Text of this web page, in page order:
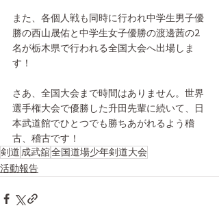
また、各個人戦も同時に行われ中学生男子優
勝の西山晟佑と中学生女子優勝の渡邊茜の2
名が栃木県で行われる全国大会へ出場しま
す！
さあ、全国大会まで時間はありません。世界
選手権大会で優勝した升田先輩に続いて、日
本武道館でひとつでも勝ちあがれるよう稽
古、稽古です！
剣道 成武舘全国道場少年剣道大会
活動報告